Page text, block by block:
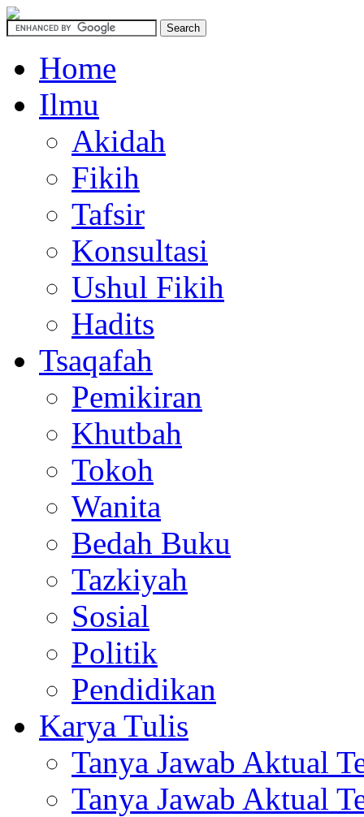
Home
Ilmu
Akidah
Fikih
Tafsir
Konsultasi
Ushul Fikih
Hadits
Tsaqafah
Pemikiran
Khutbah
Tokoh
Wanita
Bedah Buku
Tazkiyah
Sosial
Politik
Pendidikan
Karya Tulis
Tanya Jawab Aktual
Tanya Jawab Aktual